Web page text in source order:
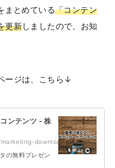
まとめている「コンテン
更新しましたので、お知
ージは、こちら↓
ンテンツ - 株
https://sbsmarketing.co.jp/blog/marketing-download-contents-2023-10/
の無料プレゼン